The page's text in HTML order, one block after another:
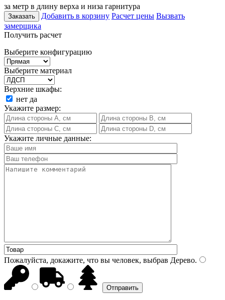
за метр в длину верха и низа гарнитура
Заказать Добавить в корзину Расчет цены Вызвать
замерщика
Получить расчет
Выберите конфигурацию
Выберите материал
Верхние шкафы:
нет да
Укажите размер:
Укажите личные данные:
Пожалуйста, докажите, что вы человек, выбрав Дерево.